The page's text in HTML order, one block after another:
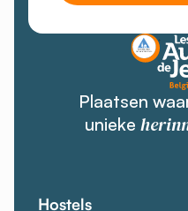
Plaatsen
unieke
Hostels